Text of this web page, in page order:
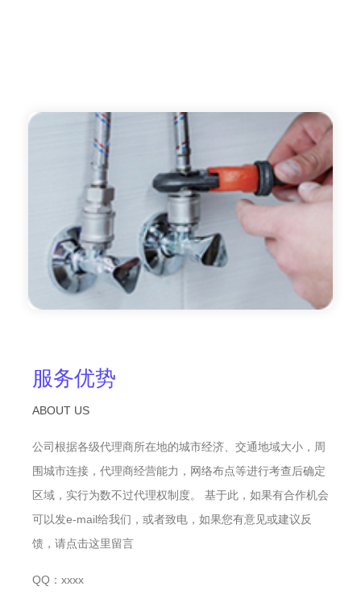
服务优势
ABOUT US
公司根据各级代理商所在地的城市经济、交通地域大小，周
围城市连接，代理商经营能力，网络布点等进行考查后确定
区域，实行为数不过代理权制度。 基于此，如果有合作机会
可以发e-mail给我们，或者致电，如果您有意见或建议反
馈，请点击这里留言
QQ：xxxx